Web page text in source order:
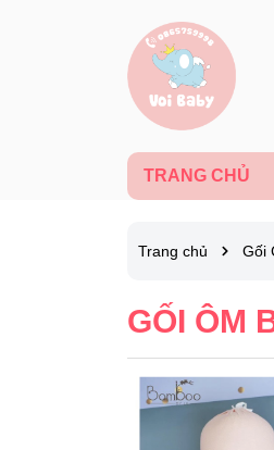
TRANG CHỦ
Trang chủ Gối
GỐI ÔM